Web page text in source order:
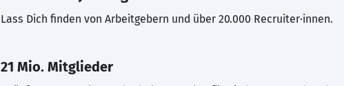
Lass Dich finden von Arbeitgebern und über 20.000 Recruiter·innen.
21 Mio. Mitglieder